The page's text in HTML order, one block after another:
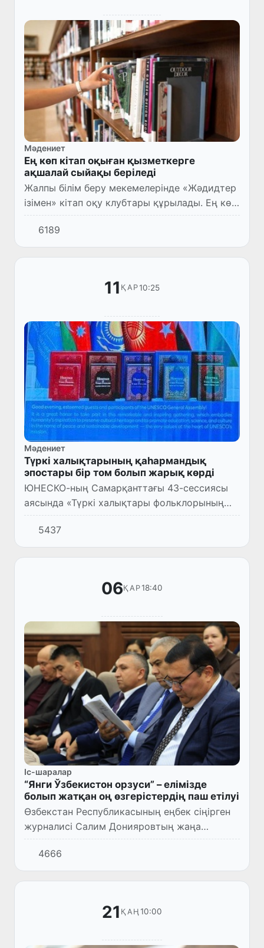
Мәдениет
Ең көп кітап оқыған қызметкерге
ақшалай сыйақы беріледі
Жалпы білім беру мекемелерінде «Жәдидтер
ізімен» кітап оқу клубтары құрылады. Ең көп
кітап оқыған 100-дікке енген оқушы мен
студенттің әрқайсысына базалық есептік
мөлшерлеменің (Б...
6189
11 ҚАР10:25
Мәдениет
Түркі халықтарының қаһармандық
эпостары бір том болып жарық көрді
ЮНЕСКО-ның Самарқанттағы 43-сессиясы
аясында «Түркі халықтары фольклорының
көп томдық» жинағының бірінші томының
тұсаукесері өтті.
5437
06ҚАР18:40
Іс-шаралар
“Янги Ўзбекистон орзуси” – елімізде
болып жатқан оң өзгерістердің паш етілуі
Өзбекстан Республикасының еңбек сіңірген
журналисі Салим Донияровтың жаңа
кітабының тұсаукесері өтті.
4666
21 ҚАҢ 10:00